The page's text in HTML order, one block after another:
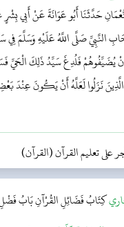
حَدَّثَنَا أَبُو عَوَانَةَ عَنْ أَبِي
النَّبِيِّ صَلَّى اللَّهُ عَلَيْهِ وَسَلَّمَ فِي
يُضَيِّفُوهُمْ فَلُدِغَ سَيِّدُ ذَلِكَ
نَزَلُوا لَعَلَّهُ أَنْ يَكُونَ عِنْدَ
على تعليم القرآن (القرآن)
كِتَابُ فَضَائِلِ القُرْآنِبَابُ